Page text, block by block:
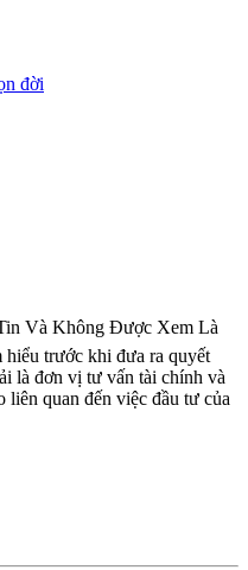
Và Không Được Xem Là
trước khi đưa ra quyết
là đơn vị tư vấn tài chính và
liên quan đến việc đầu tư của